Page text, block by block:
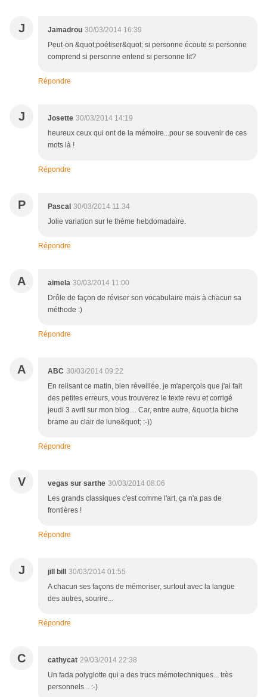
J Jamadrou 30/03/2014 16:39
Peut-on &quot;poétiser&quot; si personne écoute si personne
comprend si personne entend si personne lit?
Répondre
J Josette 30/03/2014 14:19
heureux ceux qui ont de la mémoire...pour se souvenir de ces
mots là !
Répondre
P Pascal 30/03/2014 11:34
Jolie variation sur le thème hebdomadaire.
Répondre
A aimela 30/03/2014 11:00
Drôle de façon de réviser son vocabulaire mais à chacun sa
méthode :)
Répondre
A ABC 30/03/2014 09:22
En relisant ce matin, bien réveillée, je m'aperçois que j'ai fait
des petites erreurs, vous trouverez le texte revu et corrigé
jeudi 3 avril sur mon blog.... Car, entre autre, &quot;la biche
brame au clair de lune&quot; :-))
Répondre
V vegas sur sarthe 30/03/2014 08:06
Les grands classiques c'est comme l'art, ça n'a pas de
frontières !
Répondre
J jill bill
30/03/2014 01:55
A chacun ses façons de mémoriser, surtout avec la langue
des autres, sourire...
Répondre
C cathycat 29/03/2014 22:38
Un fada polyglotte qui a des trucs mémotechniques... très
personnels... :-)